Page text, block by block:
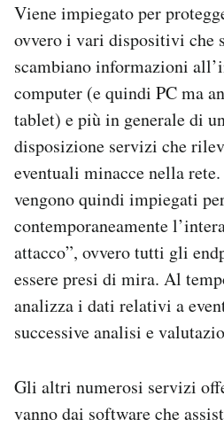
Viene impiegato per
ovvero i vari dispositivi che
scambiano informazioni
computer (e quindi PC ma
tablet) e più in generale di
disposizione servizi che
eventuali minacce nella
vengono quindi impiegati
contemporaneamente
attacco”, ovvero tutti gli
essere presi di mira. Al
analizza i dati relativi a
successive analisi e
Gli altri numerosi servizi
vanno dai software che